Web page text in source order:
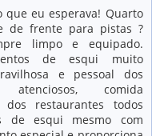
que eu esperava! Quarto
de frente para pistas ?
limpo e equipado.
de esqui muito
e pessoal dos
comida
restaurantes todos
de esqui mesmo com